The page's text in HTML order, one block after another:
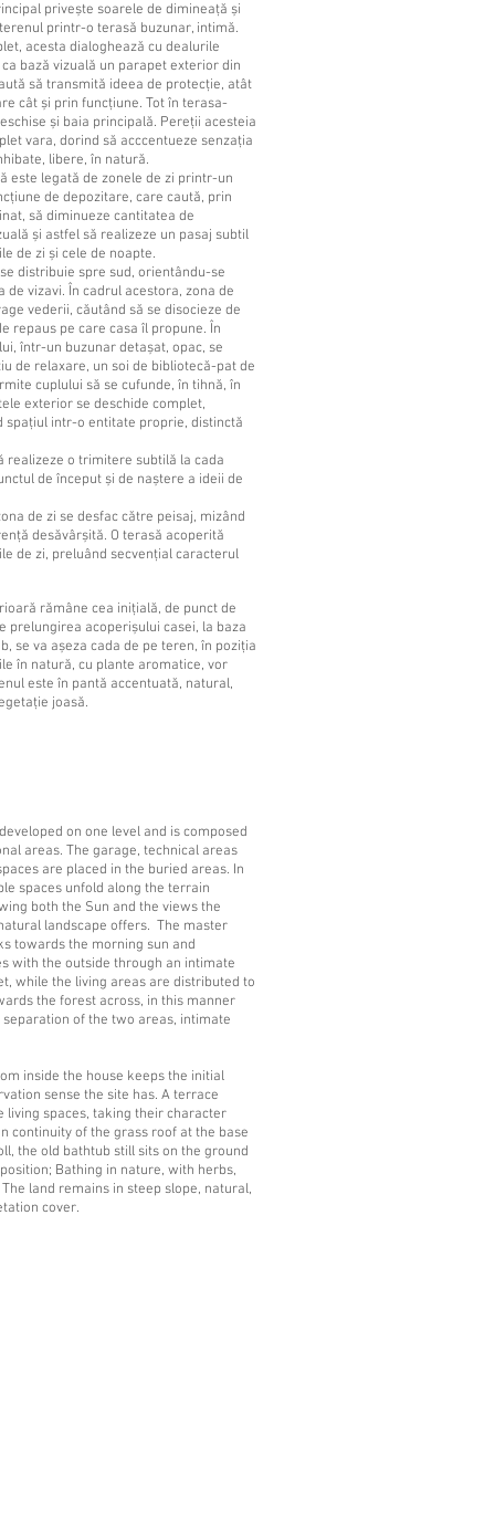
privește soarele de dimineață și
printr-o terasă buzunar, intimă.
acesta dialoghează cu dealurile
bază vizuală un parapet exterior din
să transmită ideea de protecție, atât
cât și prin funcțiune. Tot în terasa-
și baia principală. Pereții acesteia
vara, dorind să acccentueze senzația
libere, în natură.
este legată de zonele de zi printr-un
de depozitare, care caută, prin
să diminueze cantitatea de
și astfel să realizeze un pasaj subtil
de zi și cele de noapte.
distribuie spre sud, orientându-se
de vizavi. În cadrul acestora, zona de
vederii, căutând să se disocieze de
repaus pe care casa îl propune. În
într-un buzunar detașat, opac, se
de relaxare, un soi de bibliotecă-pat de
cuplului să se cufunde, în tihnă, în
exterior se deschide complet,
spațiul intr-o entitate proprie, distinctă
realizeze o trimitere subtilă la cada
de început și de naștere a ideii de
de zi se desfac către peisaj, mizând
desăvârșită. O terasă acoperită
de zi, preluând secvențial caracterul
rămâne cea inițială, de punct de
prelungirea acoperișului casei, la baza
se va așeza cada de pe teren, în poziția
în natură, cu plante aromatice, vor
este în pantă accentuată, natural,
joasă.
on one level and is composed
areas. The garage, technical areas
are placed in the buried areas. In
spaces unfold along the terrain
both the Sun and the views the
landscape offers. The master
towards the morning sun and
with the outside through an intimate
while the living areas are distributed to
the forest across, in this manner
of the two areas, intimate
inside the house keeps the initial
sense the site has. A terrace
living spaces, taking their character
continuity of the grass roof at the base
the old bathtub still sits on the ground
Bathing in nature, with herbs,
land remains in steep slope, natural,
cover.